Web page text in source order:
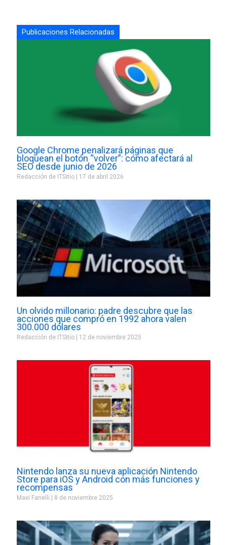
Publicaciones Relacionadas
Google Chrome penalizará páginas que
bloquean el botón “volver”: cómo afectará al
SEO desde junio de 2026
Redacción de ITSitio 17 de abril 2026
Un olvido millonario: padre descubre que las
acciones que compró en 1992 ahora valen
300.000 dólares
Redacción de ITSitio 12 de noviembre 2025
Nintendo lanza su nueva aplicación Nintendo
Store para iOS y Android con más funciones y
recompensas
Maxi Fanelli 8 de noviembre 2025